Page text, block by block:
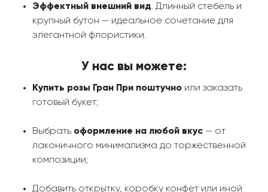
Эффектный внешний вид. Длинный стебель и
крупный бутон — идеальное сочетание для
элегантной флористики.
У нас вы можете:
Купить розы Гран При поштучно или заказать
готовый букет;
Выбрать оформление на любой вкус — от
лаконичного минимализма до торжественной
композиции;
Добавить открытку, коробку конфет или иной